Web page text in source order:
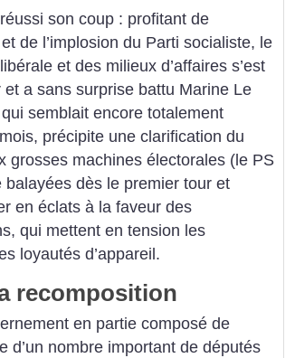
son coup : profitant de
de l’implosion du Parti socialiste, le
et des milieux d’affaires s’est
a sans surprise battu Marine Le
semblait encore totalement
précipite une clarification du
grosses machines électorales (le PS
dès le premier tour et
en éclats à la faveur des
qui mettent en tension les
loyautés d’appareil.
recomposition
en partie composé de
d’un nombre important de députés